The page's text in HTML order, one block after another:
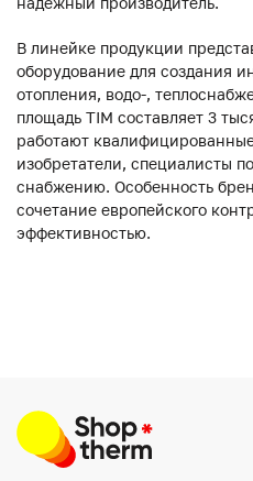
В линейке продукции
оборудование для создания
отопления, водо-,
площадь TIM составляет 3
работают
изобретатели, специалисты
снабжению. Особенность
сочетание европейского
эффективностью.